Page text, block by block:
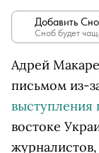
Добавить
Сноб будет
Адрей
письмом из-
выступления
востоке